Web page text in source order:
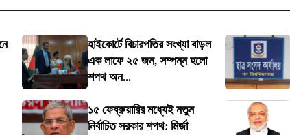
হাইকোর্টে বিচারপতির সংখ্যা বাড়ল
এক লাফে ২৫ জন, সম্পন্ন হলো
শপথ অন...
১৫ ফেব্রুয়ারির মধ্যেই নতুন
নির্বাচিত সরকার শপথ: মির্জা